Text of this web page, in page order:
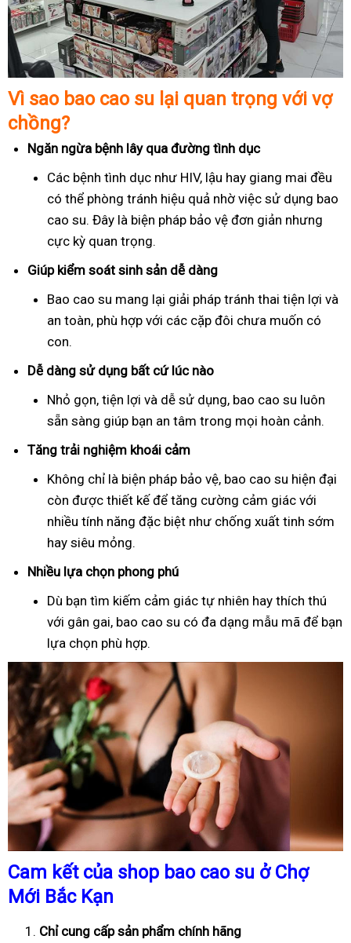
Vì sao bao cao su lại quan trọng với vợ
chồng?
Ngăn ngừa bệnh lây qua đường tình dục
Các bệnh tình dục như HIV, lậu hay giang mai đều
có thể phòng tránh hiệu quả nhờ việc sử dụng bao
cao su. Đây là biện pháp bảo vệ đơn giản nhưng
cực kỳ quan trọng.
Giúp kiểm soát sinh sản dễ dàng
Bao cao su mang lại giải pháp tránh thai tiện lợi và
an toàn, phù hợp với các cặp đôi chưa muốn có
con.
Dễ dàng sử dụng bất cứ lúc nào
Nhỏ gọn, tiện lợi và dễ sử dụng, bao cao su luôn
sẵn sàng giúp bạn an tâm trong mọi hoàn cảnh.
Tăng trải nghiệm khoái cảm
Không chỉ là biện pháp bảo vệ, bao cao su hiện đại
còn được thiết kế để tăng cường cảm giác với
nhiều tính năng đặc biệt như chống xuất tinh sớm
hay siêu mỏng.
Nhiều lựa chọn phong phú
Dù bạn tìm kiếm cảm giác tự nhiên hay thích thú
với gân gai, bao cao su có đa dạng mẫu mã để bạn
lựa chọn phù hợp.
Cam kết của shop bao cao su ở Chợ
Mới Bắc Kạn
Chỉ cung cấp sản phẩm chính hãng